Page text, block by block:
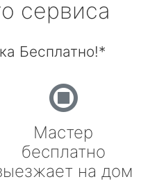
сервиса
Бесплатно!*
Мастер
бесплатно
на дом